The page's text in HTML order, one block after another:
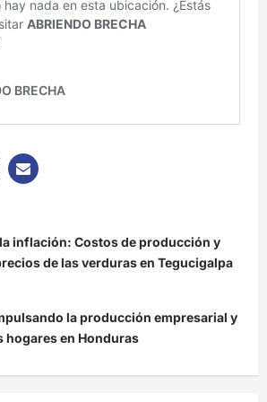
inflación: Costos de producción y
de las verduras en Tegucigalpa
la producción empresarial y
hogares en Honduras